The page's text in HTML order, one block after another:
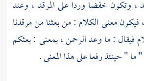
، وتكون خفضا وردا على المرقد ، وعند
فيكون معنى الكلام : من بعثنا من مرقدنا
فيقال : ما وعد الرحمن ، بمعنى : بعثكم
" حينئذ رفعا على هذا المعنى .